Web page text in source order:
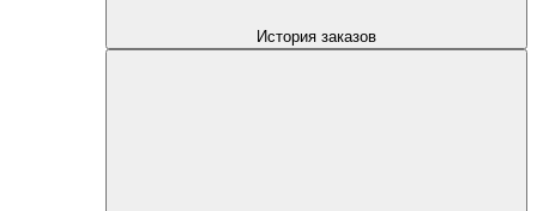
История заказов